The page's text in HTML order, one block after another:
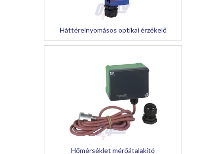
Háttérelnyomásos optikai érzékelő
Hőmérséklet mérőátalakító